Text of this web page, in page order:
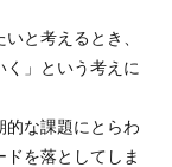
と考えるとき、
く」という考えに
的な課題にとらわ
を落としてしま